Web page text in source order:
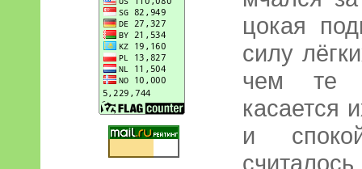
цокая
силу
чем те
касается
и